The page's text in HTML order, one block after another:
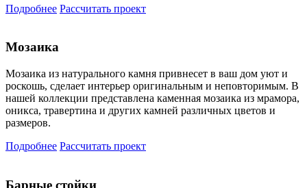
Подробнее Рассчитать проект
Мозаика
Мозаика из натурального камня привнесет в ваш дом уют и
роскошь, сделает интерьер оригинальным и неповторимым. В
нашей коллекции представлена каменная мозаика из мрамора,
оникса, травертина и других камней различных цветов и
размеров.
Подробнее Рассчитать проект
Барные стойки